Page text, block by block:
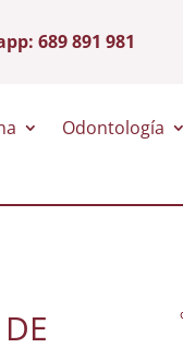
689 891 981
Odontología